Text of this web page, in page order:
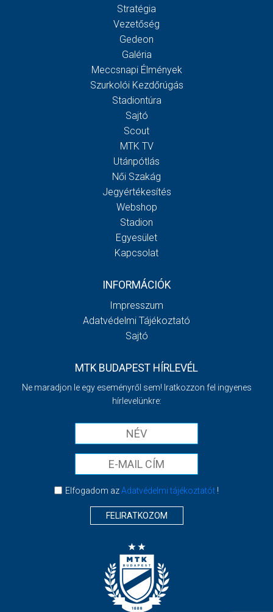
Stratégia
Vezetőség
Gedeon
Galéria
Meccsnapi Élmények
Szurkolói Kezdőrúgás
Stadiontúra
Sajtó
Scout
MTK TV
Utánpótlás
Női Szakág
Jegyértékesítés
Webshop
Stadion
Egyesület
Kapcsolat
INFORMÁCIÓK
Impresszum
Adatvédelmi Tájékoztató
Sajtó
MTK BUDAPEST HÍRLEVÉL
Ne maradjon le egy eseményről sem! Iratkozzon fel ingyenes
hírlevelünkre:
Elfogadom azAdatvédelmi tájékoztatót!
FELIRATKOZOM